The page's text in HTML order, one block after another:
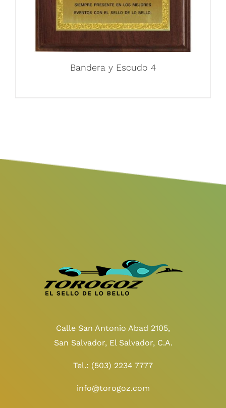
Bandera y Escudo 4
Calle San Antonio Abad 2105,
San Salvador, El Salvador, C.A.
Tel.: (503) 2234 7777
info@torogoz.com